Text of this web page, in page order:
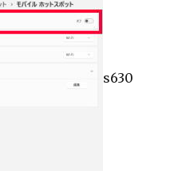
s630